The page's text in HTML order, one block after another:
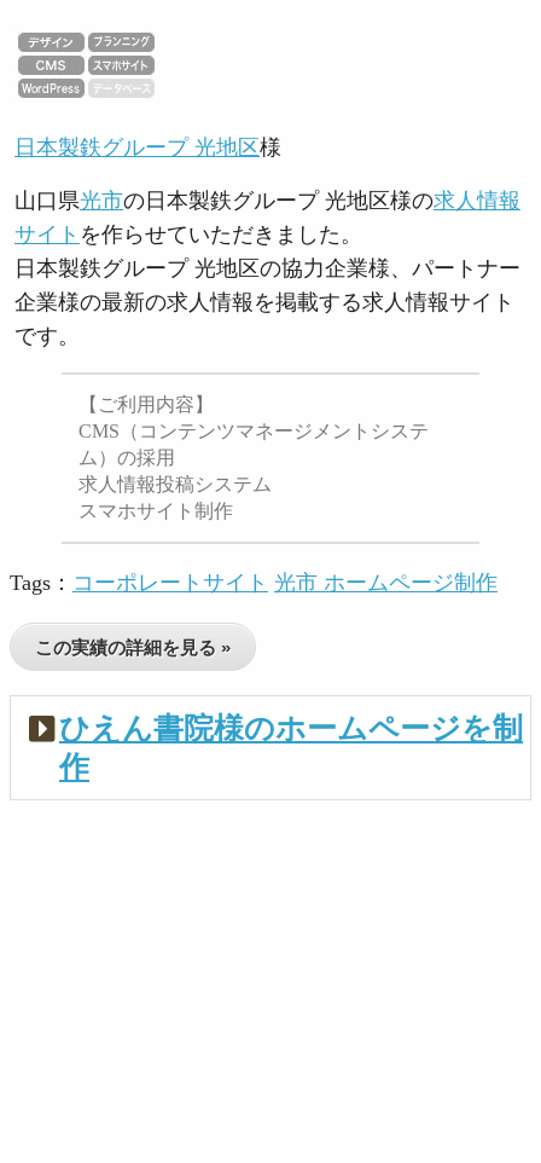
日本製鉄グループ 光地区様
山口県光市の日本製鉄グループ 光地区様の求人情報
サイト を作らせていただきました。
日本製鉄グループ 光地区の協力企業様、パートナー
企業様の最新の求人情報を掲載する求人情報サイト
です。
【ご利用内容】
CMS（コンテンツマネージメントシステ
ム）の採用
求人情報投稿システム
スマホサイト制作
Tags： コーポレートサイト 光市 ホームページ制作
この実績の詳細を見る »
ひえん書院様のホームページを制
作